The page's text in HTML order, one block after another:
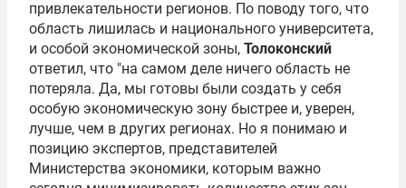
привлекательности регионов. По поводу того, что
область лишилась и национального университета,
и особой экономической зоны, Толоконский
ответил, что "на самом деле ничего область не
потеряла. Да, мы готовы были создать у себя
особую экономическую зону быстрее и, уверен,
лучше, чем в других регионах. Но я понимаю и
позицию экспертов, представителей
Министерства экономики, которым важно